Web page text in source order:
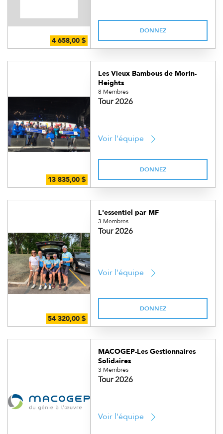
DONNEZ
Les Vieux Bambous de Morin-
Heights
8 Membres
Tour 2026
Voir l'équipe
DONNEZ
L'essentiel par MF
3 Membres
Tour 2026
Voir l'équipe
DONNEZ
MACOGEP-Les Gestionnaires
Solidaires
3 Membres
Tour 2026
Voir l'équipe